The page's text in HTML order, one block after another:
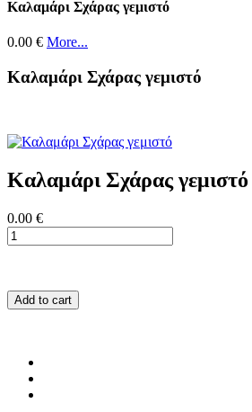
Καλαμάρι Σχάρας γεμιστό
0.00 € More...
Καλαμάρι Σχάρας γεμιστό
Καλαμάρι Σχάρας γεμιστό
0.00 €
Add to cart